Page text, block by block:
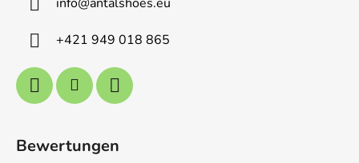
+421 949 018 865
Bewertungen